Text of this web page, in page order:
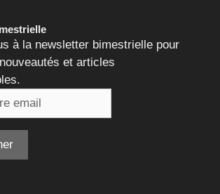
à la newsletter bimestrielle pour
et articles